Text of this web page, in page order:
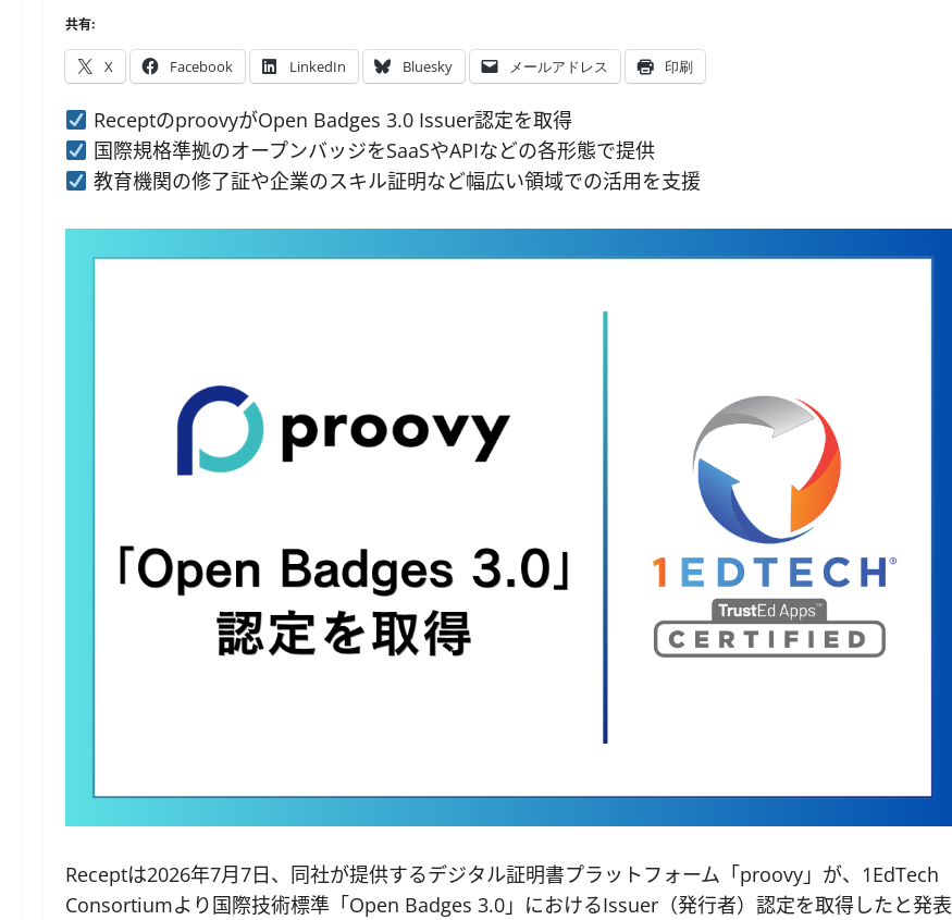
共有:
X Facebook LinkedIn Bluesky メールアドレス 印刷
ReceptのproovyがOpen Badges 3.0 Issuer認定を取得
国際規格準拠のオープンバッジをSaaSやAPIなどの各形態で提供
教育機関の修了証や企業のスキル証明など幅広い領域での活用を支援
Receptは2026年7月7日、同社が提供するデジタル証明書プラットフォーム「proovy」が、1EdTech
Consortiumより国際技術標準「Open Badges 3.0」におけるIssuer（発行者）認定を取得したと発表